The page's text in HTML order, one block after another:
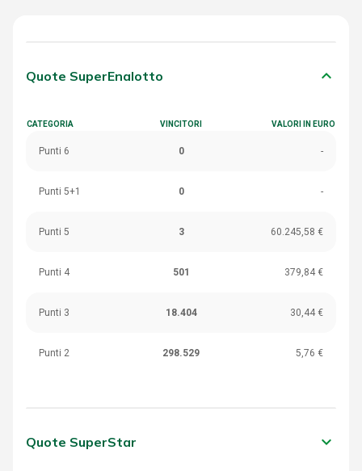
Quote SuperEnalotto keyboard_arrow_down
CATEGORIA VINCITORI VALORI IN EURO
Punti 6 0 -
Punti 5+1 0 -
Punti 5 3 60.245,58 €
Punti 4 501 379,84 €
Punti 3 18.404 30,44 €
Punti 2 298.529 5,76 €
Quote SuperStar keyboard_arrow_down